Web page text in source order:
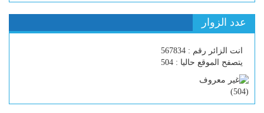
عدد الزوار
انت الزائر رقم : 567834
يتصفح الموقع حاليا : 504
(
504
)